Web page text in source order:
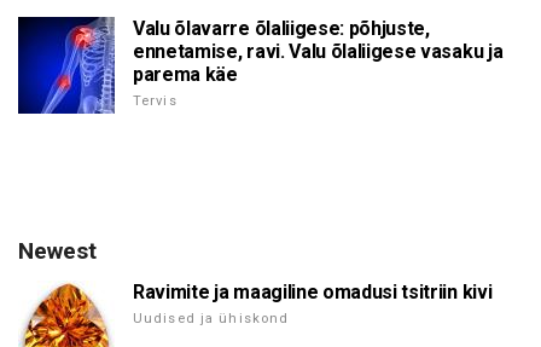
Valu õlavarre õlaliigese: põhjuste,
ennetamise, ravi. Valu õlaliigese vasaku ja
parema käe
Tervis
Newest
Ravimite ja maagiline omadusi tsitriin kivi
Uudised ja ühiskond